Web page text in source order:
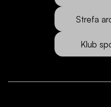
Strefa
Klub